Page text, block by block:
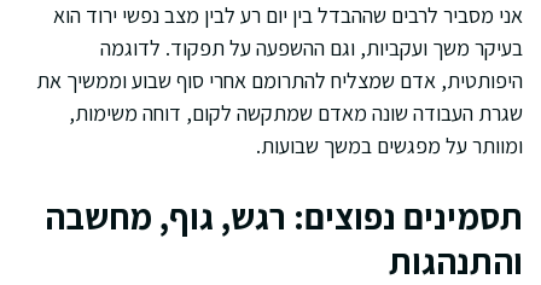
אני מסביר לרבים שההבדל בין יום רע לבין מצב נפשי ירוד הוא
בעיקר משך ועקביות, וגם ההשפעה על תפקוד. לדוגמה
היפותטית, אדם שמצליח להתרומם אחרי סוף שבוע וממשיך את
שגרת העבודה שונה מאדם שמתקשה לקום, דוחה משימות,
ומוותר על מפגשים במשך שבועות.
תסמינים נפוצים: רגש, גוף, מחשבה
והתנהגות